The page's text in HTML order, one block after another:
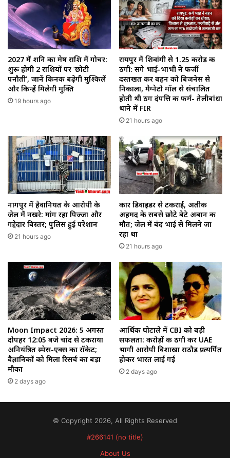
2027 में शनि का मेष राशि में गोचर:
शुरू होगी 2 राशियों पर ‘छोटी
पनौती’, जानें किनकी बढ़ेगी मुश्किलें
और किन्हें मिलेगी मुक्ति
19 hours ago
रायपुर में शिवांगी से 1.25 करोड़ की
ठगी: सगे भाई-भाभी ने फर्जी
दस्तखत कर बहन को बिजनेस से
निकाला, मैग्नेटो मॉल से संचालित
होती थी ठग दंपत्ति की फर्म- तेलीबांधा
थाने में FIR
21 hours ago
नागपुर में हैवानियत के आरोपी के
जेल में नखरे: मांग रहा पिज्जा और
गद्देदार बिस्तर; पुलिस हुई परेशान
21 hours ago
कार डिवाइडर से टकराई, अतीक
अहमद के सबसे छोटे बेटे अबान की
मौत; जेल में बंद भाई से मिलने जा
रहा था
21 hours ago
Moon Impact 2026: 5 अगस्त
दोपहर 12:05 बजे चांद से टकराया
अनियंत्रित स्पेस-एक्स का रॉकेट;
वैज्ञानिकों को मिला रिसर्च का बड़ा
मौका
2 days ago
आर्थिक घोटाले में CBI को बड़ी
सफलता: करोड़ों की ठगी कर UAE
भागी आरोपी विशाखा राठौड़ प्रत्यर्पित
होकर भारत लाई गई
2 days ago
© Copyright 2026, All Rights Reserved
#266141 (no title)
About Us